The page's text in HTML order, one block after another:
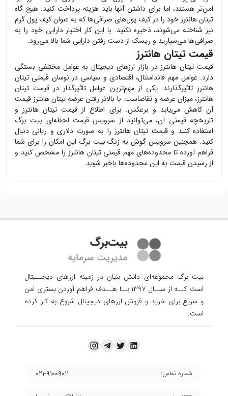
امن‌تر هستند، اما برای داشتن آنها باید هزینه پرداخت کنید. هیچ گاه
تیتان هانترز خود را در کیف پول‌های صرافی‌ها که به عنوان کیف پول گرم
نیز شناخته می‌شوند، ذخیره نکنید. با این کار اختیار دارایی خود را به
صرافی‌ها می‌سپارید و ریسک از دست رفتن دارایی شما بالا می‌رود.
قیمت تیتان هانترز
قیمت تیتان هانترز در بازار ارزهای دیجیتال به عوامل مختلفی بستگی
دارد. عوامل مهم فاندامنتال، اقتصادی و سیاسی در نوسان قیمتی تیتان
هانترز تاثیرگذارند. یکی از مهم‌ترین عوامل تاثیرگذار در قیمت تیتان
هانترز، میزان عرضه و تقاضاست. با بالاتر رفتن عرضهتیتان هانترز قیمت
آن کاهش می‌یابد و برعکس. برای اطلاع از قیمت تیتان هانترز و
تاریخچه قیمتی آن، می‌توانید از سرویس قیمت لحظه‌ای بیت برگ
استفاده کنید و قیمت تیتان هانترز را به صورت دلاری و ریالی دنبال
کنید. همچنین سرویس گوش به زنگ بیت برگ این امکان را برای شما
فراهم آورده تا محدوده‌های مهم قیمتیتیتان هانترز را مشخص کنید و
از رسیدن قیمت به این محدوده‌ها باخبر شوید.
بیت برگ مجموعه‌ای دانش بنیان در زمینه ارزهای دیجــیتال
است کــه از ســال ۱۳۹۷ بــا هــدف فراهم آوردن
بستری امن
و سریع برای خرید و فروش ارزهای دیجیتال شروع به کار کرده
است.
شماره تماس: ۰۲۱-۹۱۰۰۹۰۱۱